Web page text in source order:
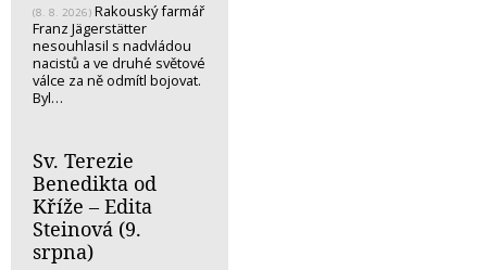
(8. 8. 2026) Rakouský farmář
Franz Jägerstätter
nesouhlasil s nadvládou
nacistů a ve druhé světové
válce za ně odmítl bojovat.
Byl…
Sv. Terezie
Benedikta od
Kříže – Edita
Steinová (9.
srpna)